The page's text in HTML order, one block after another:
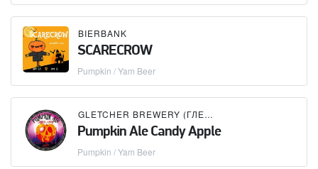
BIERBANK
SCARECROW
Pumpkin / Yam Beer
GLETCHER BREWERY (ГЛЕТЧЕР)
Pumpkin Ale Candy Apple
Pumpkin / Yam Beer